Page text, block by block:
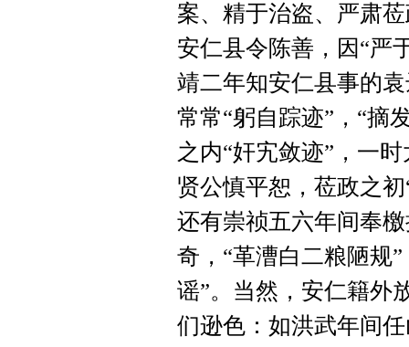
案、精于治盗、严肃
安仁县令陈善，因“严
靖二年知安仁县事的
常常“躬自踪迹”，“摘
之内“奸宄敛迹”，一
贤公慎平恕，莅政之
还有崇祯五六年间奉
奇，“革漕白二粮陋规
谣”。当然，安仁籍外
们逊色：如洪武年间